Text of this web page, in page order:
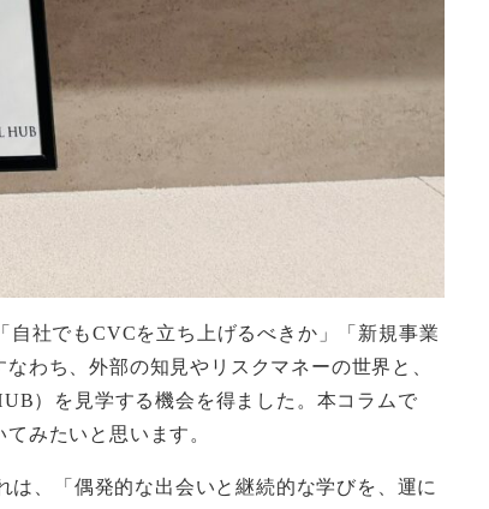
社でもCVCを立ち上げるべきか」「新規事業
わち、外部の知見やリスクマネーの世界と、
）を見学する機会を得ました。本コラムで
みたいと思います。
、「偶発的な出会いと継続的な学びを、運に